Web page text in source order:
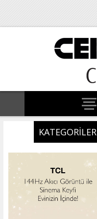
KATEGORILER